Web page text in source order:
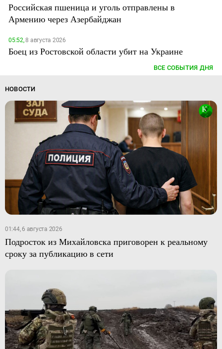
Российская пшеница и уголь отправлены в
Армению через Азербайджан
05:52,8 августа 2026
Боец из Ростовской области убит на Украине
ВСЕ СОБЫТИЯ ДНЯ
НОВОСТИ
01:44, 6 августа 2026
Подросток из Михайловска приговорен к реальному
сроку за публикацию в сети